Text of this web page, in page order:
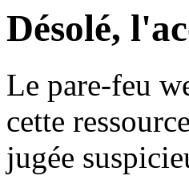
Désolé,
Le pare-feu
cette
jugée